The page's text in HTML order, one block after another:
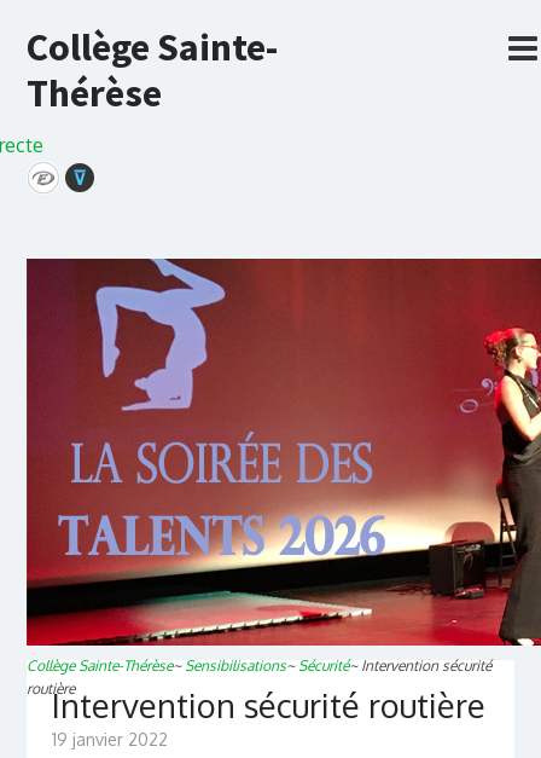
Collège Sainte-
Thérèse
⊽
Collège Sainte-Thérèse~ Sensibilisations~ Sécurité~ Intervention sécurité
routièreIntervention sécurité routière
19 janvier 2022